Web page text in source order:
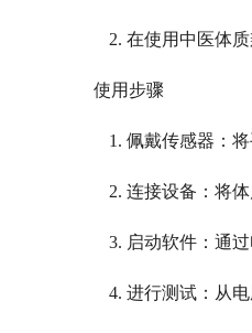
在使用中医体
使用步骤
佩戴传感器：
连接设备：将
启动软件：通
进行测试：从